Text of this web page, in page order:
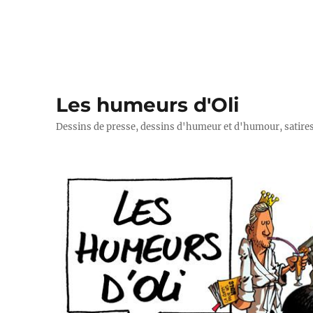
Les humeurs d'Oli
Dessins de presse, dessins d'humeur et d'humour,